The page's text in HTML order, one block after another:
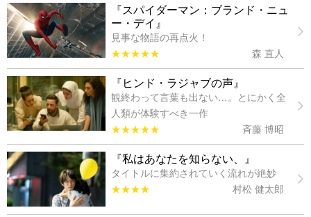
『スパイダーマン：ブランド・ニュ
ー・デイ』
見事な物語の再点火！
★★★★★
森 直人
『ヒンド・ラジャブの声』
観終わって言葉も出ない…。とにかく全
人類が体験すべき一作
★★★★★
斉藤 博昭
『私はあなたを知らない、』
タイトルに集約されていく流れが絶妙
★★★★
村松 健太郎